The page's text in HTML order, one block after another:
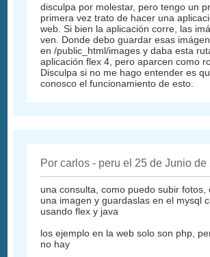
disculpa por molestar, pero tengo un
primera vez trato de hacer una
web. Si bien la aplicación corre, las
ven. Donde debo guardar esas
en /public_html/images y daba esta
aplicación flex 4, pero aparcen como
Disculpa si no me hago entender es
conosco el funcionamiento de esto.
Por carlos - peru el 25 de Junio de
una consulta, como puedo subir fotos,
una imagen y guardaslas en el mysql
usando flex y java
los ejemplo en la web solo son php,
no hay